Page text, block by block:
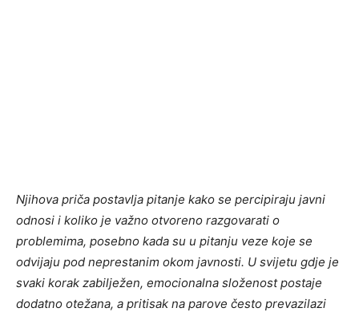
Njihova priča postavlja pitanje kako se percipiraju javni
odnosi i koliko je važno otvoreno razgovarati o
problemima, posebno kada su u pitanju veze koje se
odvijaju pod neprestanim okom javnosti. U svijetu gdje je
svaki korak zabilježen, emocionalna složenost postaje
dodatno otežana, a pritisak na parove često prevazilazi